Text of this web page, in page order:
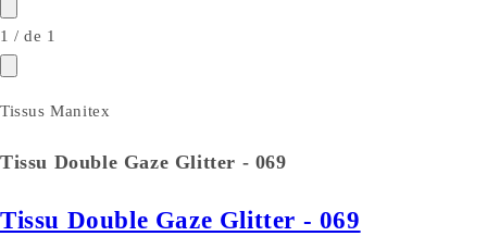
1 /de 1
Tissus Manitex
Tissu Double Gaze Glitter - 069
Tissu Double Gaze Glitter - 069